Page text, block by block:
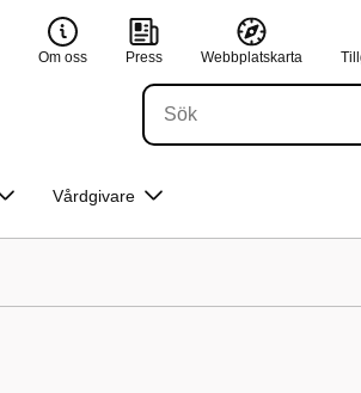
Om oss Press Webbplatskarta
Vårdgivare